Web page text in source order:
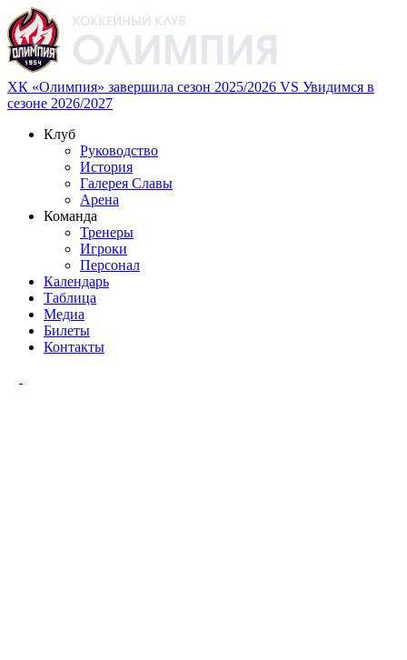
ХК «Олимпия» завершила сезон 2025/2026 VS Увидимся в
сезоне 2026/2027
Клуб
Руководство
История
Галерея Славы
Арена
Команда
Тренеры
Игроки
Персонал
Календарь
Таблица
Медиа
Билеты
Контакты